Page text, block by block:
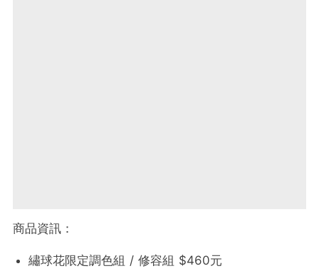
商品資訊：
繡球花限定調色組 / 修容組 $460元